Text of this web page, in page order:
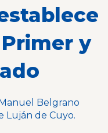
y
Belgrano
Luján de Cuyo.